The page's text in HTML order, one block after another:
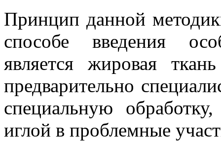
Принцип данной
способе введения
является жировая
предварительно
специальную
иглой в проблемные